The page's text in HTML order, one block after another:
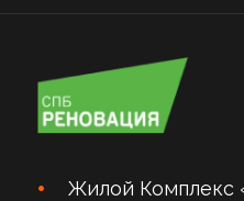
Жилой Комплекс